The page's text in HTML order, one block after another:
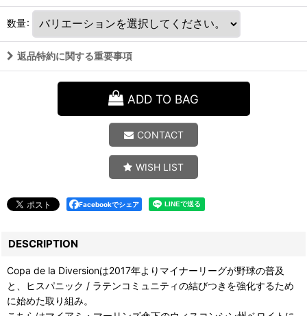
数量:
返品特約に関する重要事項
ADD TO BAG
CONTACT
WISH LIST
Facebookでシェア
DESCRIPTION
Copa de la Diversionは2017年よりマイナーリーグが野球の普及
と、ヒスパニック / ラテンコミュニティの結びつきを強化するため
に始めた取り組み。